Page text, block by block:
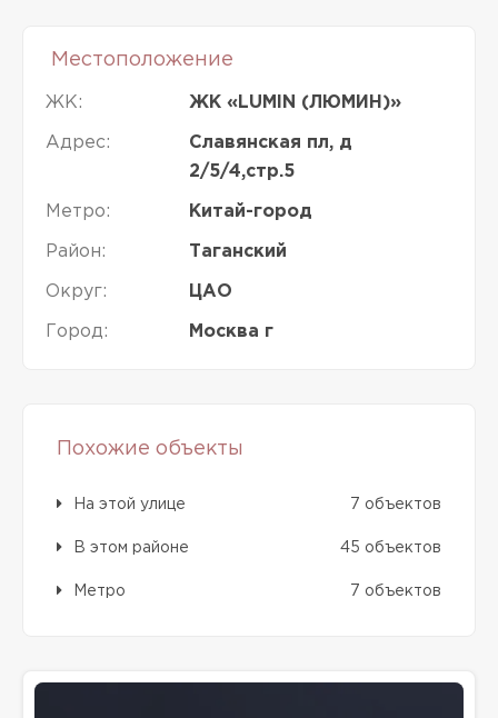
Местоположение
ЖК: ЖК «LUMIN (ЛЮМИН)»
Адрес:
Славянская пл, д
2/5/4,стр.5
Метро: Китай-город
Район: Таганский
Округ: ЦАО
Город: Москва г
Похожие объекты
На этой улице 7 объектов
В этом районе 45 объектов
Метро 7 объектов